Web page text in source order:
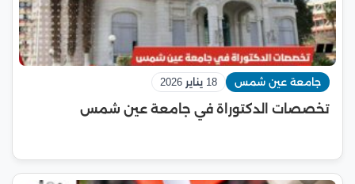
جامعة عين شمس 18 يناير 2026
تخصصات الدكتوراة في جامعة عين شمس